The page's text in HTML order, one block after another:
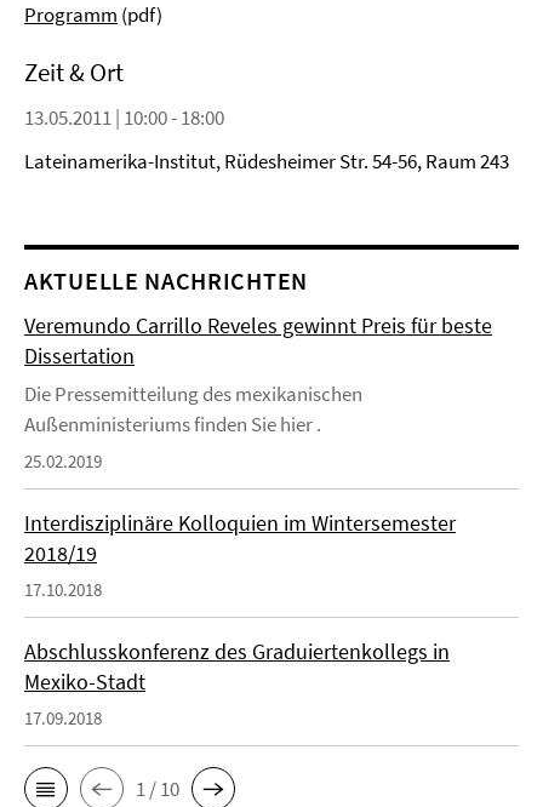
Programm (pdf)
Zeit & Ort
13.05.2011 | 10:00 - 18:00
Lateinamerika-Institut, Rüdesheimer Str. 54-56, Raum 243
AKTUELLE NACHRICHTEN
Veremundo Carrillo Reveles gewinnt Preis für beste
Dissertation
Die Pressemitteilung des mexikanischen
Außenministeriums finden Sie hier .
25.02.2019
Interdisziplinäre Kolloquien im Wintersemester
2018/19
17.10.2018
Abschlusskonferenz des Graduiertenkollegs in
Mexiko-Stadt
17.09.2018
1 / 10